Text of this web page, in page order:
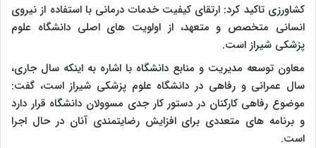
کشاورزی تاکید کرد: ارتقای کیفیت خدمات درمانی با استفاده از نیروی
انسانی متخصص و متعهد، از اولویت ‌های اصلی دانشگاه علوم
پزشکی شیراز است.
معاون توسعه مدیریت و منابع دانشگاه با اشاره به اینکه سال جاری،
سال عمرانی و رفاهی در دانشگاه علوم پزشکی شیراز است، گفت:
موضوع رفاهی کارکنان در دستور کار جدی مسوولان دانشگاه قرار دارد
و برنامه ‌های متعددی برای افزایش رضایتمندی آنان در حال اجرا
است.